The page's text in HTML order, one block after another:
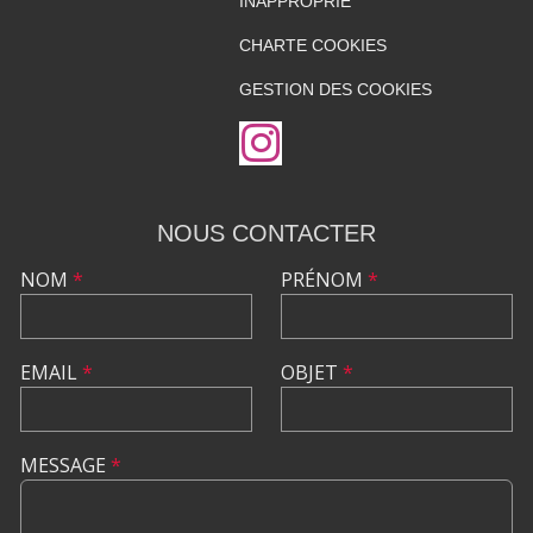
CHARTE COOKIES
GESTION DES COOKIES
NOUS CONTACTER
NOM *
EMAIL*
PRÉNOM *
OBJET *
MESSAGE *